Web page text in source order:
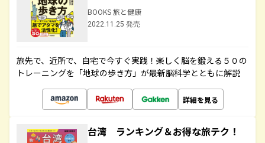
BOOKS 旅と健康
2022.11.25 発売
旅先で、近所で、自宅で今すぐ実践！楽しく脳を鍛える５０の
トレーニングを「地球の歩き方」が最新脳科学とともに解説
詳細を見る
台湾 ランキング＆お得な旅テク！